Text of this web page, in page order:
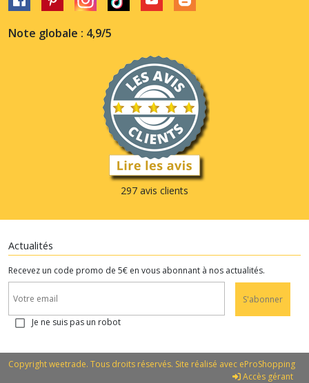
Note globale : 4,9/5
297 avis clients
Actualités
Recevez un code promo de 5€ en vous abonnant à nos actualités.
S'abonner
Je ne suis pas un robot
Copyright weetrade. Tous droits réservés. Site réalisé avec eProShopping
Accès gérant